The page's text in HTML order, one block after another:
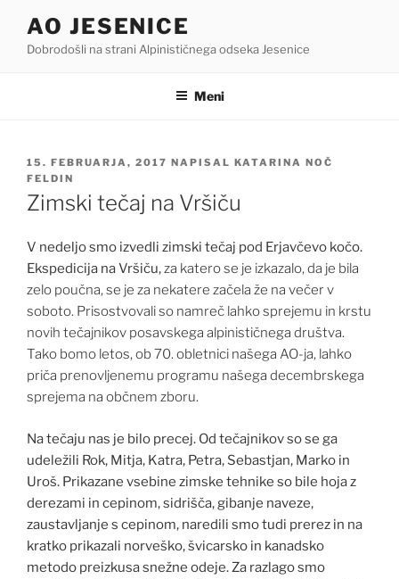
vsebino
AO JESENICE
Dobrodošli na strani Alpinističnega odseka Jesenice
Meni
OBJAVLJENO
DNE
15. FEBRUARJA, 2017 NAPISAL KATARINA NOČ
FELDIN
Zimski tečaj na Vršiču
V nedeljo smo izvedli zimski tečaj pod Erjavčevo kočo.
Ekspedicija na Vršiču,za katero se je izkazalo, da je bila
zelo poučna,se je za nekatere začela že na večer v
soboto. Prisostvovali so namreč lahko sprejemu in krstu
novih tečajnikov posavskega alpinističnega društva.
Tako bomo letos, ob 70. obletnici našega AO-ja, lahko
priča prenovljenemu programu našega decembrskega
sprejema na občnem zboru.
Na tečaju nas je bilo precej. Od tečajnikov so se ga
udeležili Rok, Mitja, Katra, Petra, Sebastjan, Marko in
Uroš. Prikazane vsebine zimske tehnike so bile hoja z
derezami in cepinom, sidrišča, gibanje naveze,
zaustavljanje s cepinom, naredili smo tudi prerez in na
kratko prikazali norveško, švicarsko in kanadsko
metodo preizkusa snežne odeje. Za razlago smo